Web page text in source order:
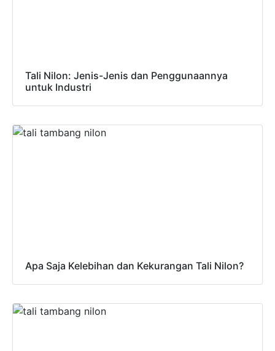
Tali Nilon: Jenis-Jenis dan Penggunaannya
untuk Industri
Apa Saja Kelebihan dan Kekurangan Tali Nilon?